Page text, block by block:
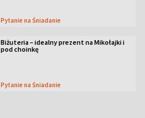
Pytanie na Śniadanie
Biżuteria – idealny prezent na Mikołajki i
pod choinkę
Pytanie na Śniadanie